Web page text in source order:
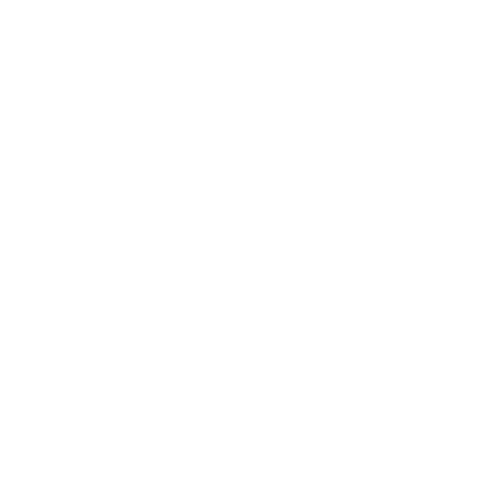
Tamanho: 12-18M